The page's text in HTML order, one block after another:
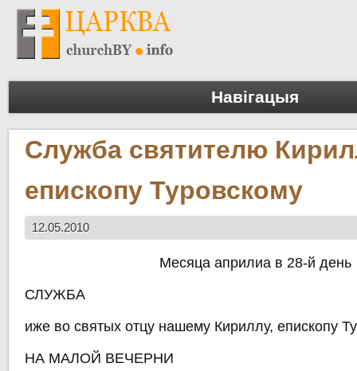
Навігацыя
Служба святителю
епископу Туровскому
12.05.2010
Месяца априлиа в 28-й день
СЛУЖБА
иже во святых отцу нашему Кириллу, епископу
НА МАЛОЙ ВЕЧЕРНИ